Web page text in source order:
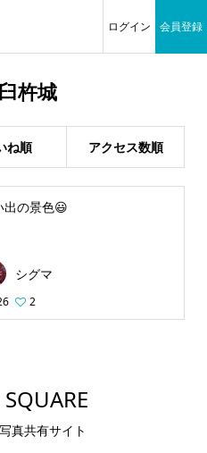
ログイン 会員登録
杵城
ね順 アクセス数順
出の景色😃
シグマ
2
SQUARE
真共有サイト